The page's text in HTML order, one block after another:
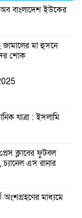
অব বাংলাদেশ ইউকের
জামালের মা হুসনে
শোক
যাত্রা : ইসলামি
ক্লাবের ফুটবল
চ্যানেল এস রানার
অংশগ্রহণের মাধ্যমে